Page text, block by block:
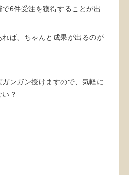
6件受注を獲得することが出
ば、ちゃんと成果が出るのが
ンガン授けますので、気軽に
？